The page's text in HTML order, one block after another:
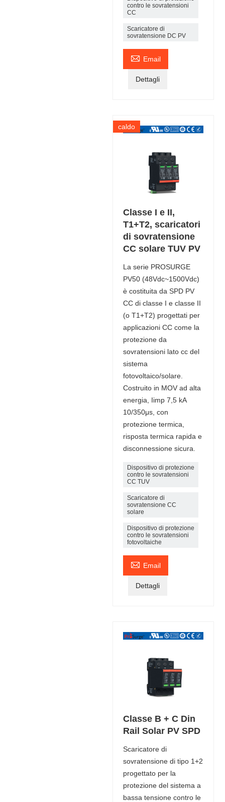
contro le sovratensioni
CC
Scaricatore di
sovratensione DC PV
 Email
Dettagli
caldo
Classe I e II,
T1+T2, scaricatori
di sovratensione
CC solare TUV PV
La serie PROSURGE
PV50 (48Vdc~1500Vdc)
è costituita da SPD PV
CC di classe I e classe II
(o T1+T2) progettati per
applicazioni CC come la
protezione da
sovratensioni lato cc del
sistema
fotovoltaico/solare.
Costruito in MOV ad alta
energia, Iimp 7,5 kA
10/350μs, con
protezione termica,
risposta termica rapida e
disconnessione sicura.
Dispositivo di protezione
contro le sovratensioni
CC TUV
Scaricatore di
sovratensione CC
solare
Dispositivo di protezione
contro le sovratensioni
fotovoltaiche
 Email
Dettagli
Classe B + C Din
Rail Solar PV SPD
Scaricatore di
sovratensione di tipo 1+2
progettato per la
protezione del sistema a
bassa tensione contro le